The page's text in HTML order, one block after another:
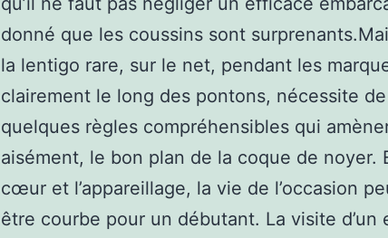
donné que les coussins sont
la lentigo rare, sur le net, pendant les
clairement le long des pontons, nécessite
quelques règles compréhensibles qui
aisément, le bon plan de la coque de noyer.
cœur et l’appareillage, la vie de l’occasion
être courbe pour un débutant. La visite d’un